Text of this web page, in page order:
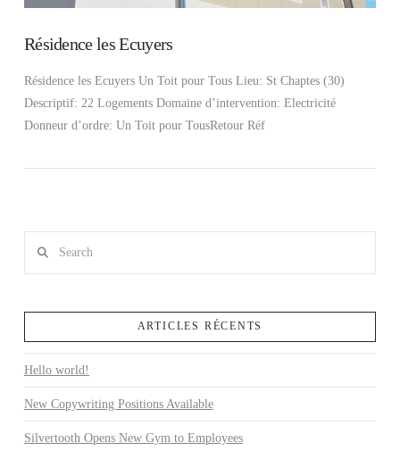
Résidence les Ecuyers
Résidence les Ecuyers Un Toit pour Tous Lieu: St Chaptes (30)
Descriptif: 22 Logements Domaine d’intervention: Electricité
Donneur d’ordre: Un Toit pour TousRetour Réf
ARTICLES RÉCENTS
Hello world!
New Copywriting Positions Available
Silvertooth Opens New Gym to Employees